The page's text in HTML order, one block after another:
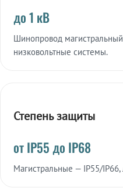
до 1 кВ
Шинопровод
низковольтные системы.
Степень защиты
от IP55 до IP68
Магистральные — IP55/